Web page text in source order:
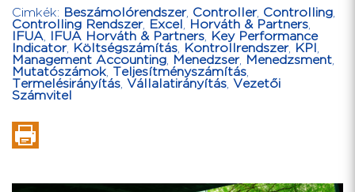
Cimkék: Beszámolórendszer, Controller, Controlling,
Controlling Rendszer, Excel , Horváth & Partners,
IFUA, IFUA Horváth & Partners, Key Performance
Indicator, Költségszámítás, Kontrollrendszer, KPI ,
Management Accounting, Menedzser, Menedzsment,
Mutatószámok, Teljesítményszámítás,
Termelésirányítás, Vállalatirányítás, Vezetői
Számvitel